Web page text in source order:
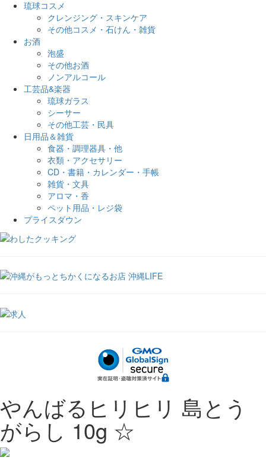
琉球コスメ
クレンジング・スキンケア
その他コスメ・石けん・雑貨
お酒
泡盛
その他お酒
ノンアルコール
工芸品&楽器
琉球ガラス
シーサー
その他工芸・民具
日用品＆雑貨
食器・調理器具・他
衣類・アクセサリー
CD・書籍・カレンダー・手帳
雑貨・文具
アロマ・香
ペット用品・レジ袋
プライスダウン
やんばるヒリヒリ 島とう
がらし 10g ☆